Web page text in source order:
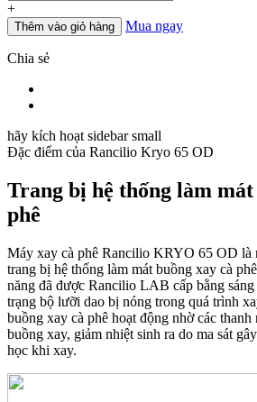
+
Thêm vào giỏ hàng Mua ngay
Chia sẻ
hãy kích hoạt sidebar small
Đặc điểm của Rancilio Kryo 65 OD
Trang bị hệ thống làm mát
phê
Máy xay cà phê Rancilio KRYO 65 OD là
trang bị hệ thống làm mát buồng xay cà
năng đã được Rancilio LAB cấp bằng
trạng bộ lưỡi dao bị nóng trong quá trình
buồng xay cà phê hoạt động nhờ các
buồng xay, giảm nhiệt sinh ra do ma sát
học khi xay.